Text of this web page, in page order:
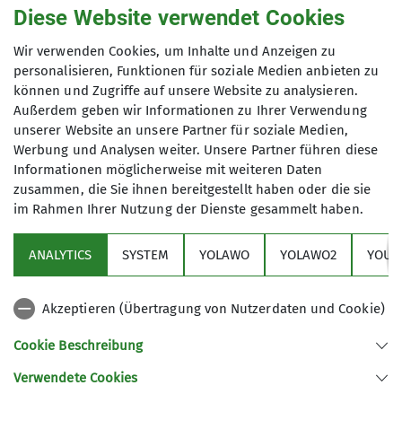
Wenn Du Teil unseres Teams werden
Anregungen zu unseren Fahrten hast,
kannst Du Dich gerne mit unserer
Fachreferentin Martina Gutwald in
Verbindung setzen.
Wir sehen uns am Berg!
Details
Maximale Teilnehmeranzahl
16
Aktuelles
Service
Sektion Dortmund des Deutschen Alpenvereins e.V.
Diese Website verwendet Cookies
Wir verwenden Cookies, um Inhalte und Anzeigen zu
personalisieren, Funktionen für soziale Medien anbieten zu
können und Zugriffe auf unsere Website zu analysieren.
Außerdem geben wir Informationen zu Ihrer Verwendung
unserer Website an unsere Partner für soziale Medien,
Werbung und Analysen weiter. Unsere Partner führen diese
Informationen möglicherweise mit weiteren Daten
zusammen, die Sie ihnen bereitgestellt haben oder die sie
im Rahmen Ihrer Nutzung der Dienste gesammelt haben.
ANALYTICS SYSTEM YOLAWO YOLAWO2
Akzeptieren (Übertragung von Nutzerdaten und Cookie)
Cookie Beschreibung
Verwendete Cookies